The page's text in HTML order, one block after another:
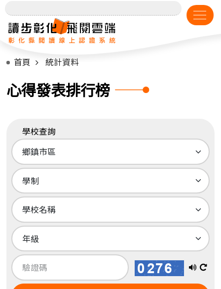
首頁 統計資料
心得發表排行榜
學校查詢
播
放
換